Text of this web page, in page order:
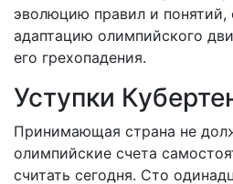
эволюцию правил и понятий,
адаптацию олимпийского
его грехопадения.
Уступки
Принимающая страна не
олимпийские счета
считать сегодня. Сто